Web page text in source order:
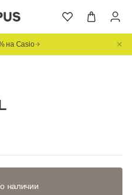
на Casio
1/ 6
наличии